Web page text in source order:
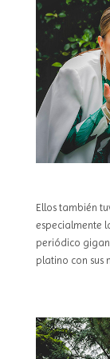
Ellos también
especialmente
periódico
platino con sus